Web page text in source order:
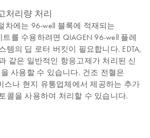
처리량 처리
차에는 96-well 블록에 적재되는
트를 수용하려면 QIAGEN 96-well 플레
템의 딥 로터 버킷이 필요합니다. EDTA,
같은 일반적인 항응고제가 처리된 신
사용할 수 있습니다. 건조 전혈은
스나 현지 유통업체에서 제공하는 추가
콜을 사용하여 처리할 수 있습니다.